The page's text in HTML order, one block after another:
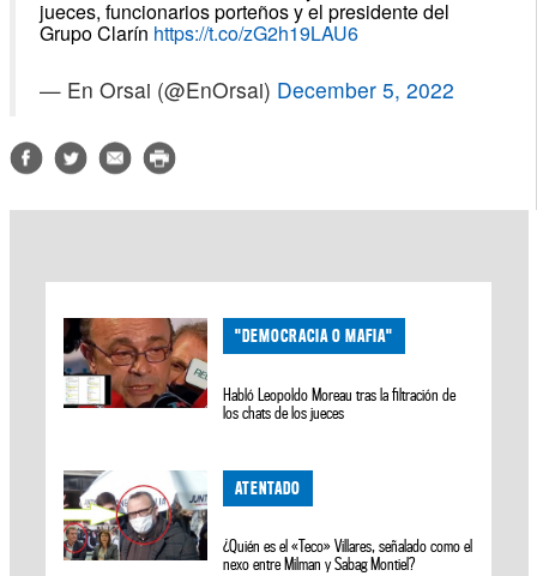
jueces, funcionarios porteños y el presidente del
Grupo Clarín https://t.co/zG2h19LAU6
— En Orsai (@EnOrsai) December 5, 2022
"DEMOCRACIA O MAFIA"
Habló Leopoldo Moreau tras la filtración de
los chats de los jueces
ATENTADO
¿Quién es el «Teco» Villares, señalado como el
nexo entre Milman y Sabag Montiel?